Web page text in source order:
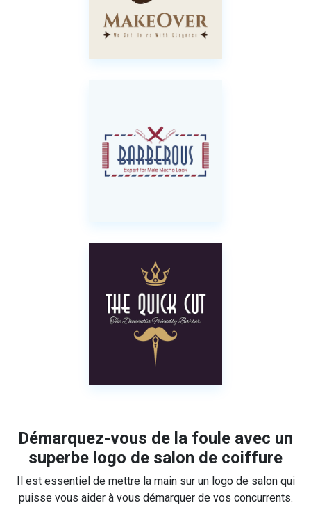
Démarquez-vous de la foule avec un
superbe logo de salon de coiffure
Il est essentiel de mettre la main sur un logo de salon qui
puisse vous aider à vous démarquer de vos concurrents.